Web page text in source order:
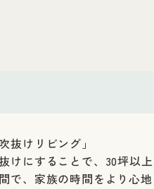
抜けリビング」
けにすることで、30坪以上
で、家族の時間をより心地